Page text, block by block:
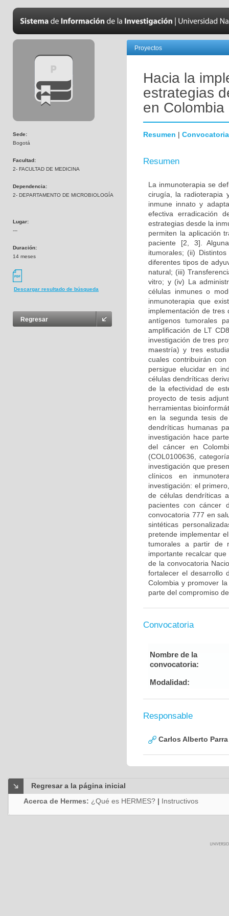
Sede:
Bogotá
Facultad:
2- FACULTAD DE MEDICINA
Dependencia:
2- DEPARTAMENTO DE MICROBIOLOGÍA
Lugar:
---
Duración:
14 meses
Descargar resultado de búsqueda
Regresar
Proyectos
Hacia la
estrategias
en Colombia
Resumen | Convocatoria
Resumen
La inmunoterapia se
cirugía, la radioterapia
inmune innato y
efectiva erradicación
estrategias desde la
permiten la aplicación
paciente [2, 3].
itumorales; (ii)
diferentes tipos de
natural; (iii)
vitro; y (iv) La
células inmunes o
inmunoterapia que
implementación de
antígenos tumorales
amplificación de LT
investigación de tres
maestría) y tres
cuales contribuirán
persigue elucidar en
células dendríticas
de la efectividad de
proyecto de tesis
herramientas
en la segunda tesis
dendríticas humanas
investigación hace
del cáncer en
(COL0100636,
investigación que
clínicos en
investigación: el
de células dendríticas
pacientes con cáncer
convocatoria 777 en
sintéticas
pretende implementar
tumorales a partir de
importante recalcar
de la convocatoria
fortalecer el desarrollo
Colombia y promover
parte del compromiso
Convocatoria
Nombre de la
convocatoria:
Modalidad:
Responsable
Carlos Alberto
Regresar a la página inicial
Acerca de Hermes: ¿Qué es HERMES? | Instructivos